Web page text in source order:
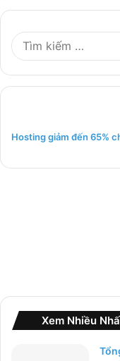
Hosting giảm đến 65%
Xem Nhiều